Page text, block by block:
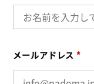
メールアドレス*